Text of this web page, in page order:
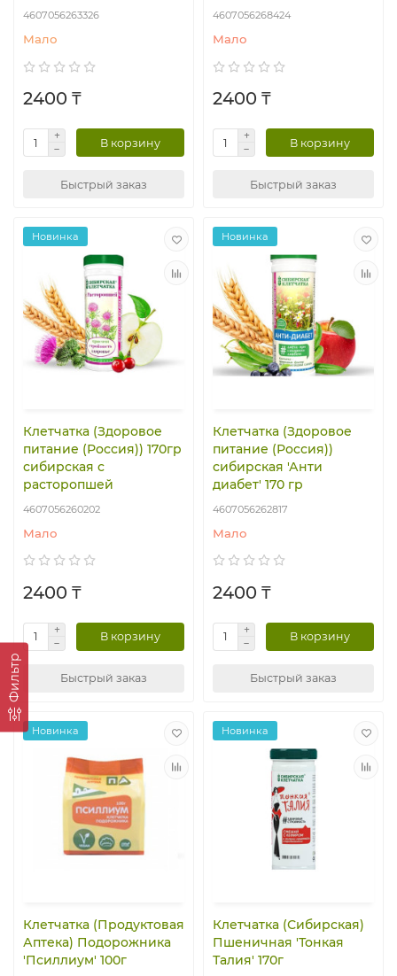
Фильтр
4607056263326
Мало
2400 ₸
В корзину
Быстрый заказ
4607056268424
Мало
2400 ₸
В корзину
Быстрый заказ
Новинка
Клетчатка (Здоровое
питание (Россия)) 170гр
сибирская с
расторопшей
4607056260202
Мало
2400 ₸
В корзину
Быстрый заказ
Новинка
Клетчатка (Здоровое
питание (Россия))
сибирская 'Анти
диабет' 170 гр
4607056262817
Мало
2400 ₸
В корзину
Быстрый заказ
Новинка
Клетчатка (Продуктовая
Аптека) Подорожника
'Псиллиум' 100г
Новинка
Клетчатка (Сибирская)
Пшеничная 'Тонкая
Талия' 170г